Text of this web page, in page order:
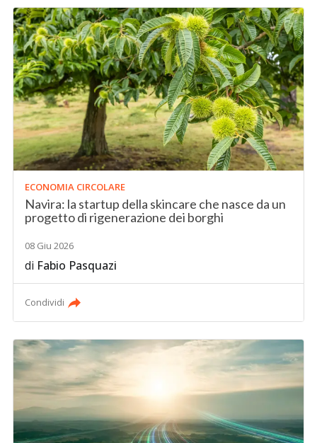
ECONOMIA CIRCOLARE
Navira: la startup della skincare che nasce da un
progetto di rigenerazione dei borghi
08 Giu 2026
di Fabio Pasquazi
Condividi